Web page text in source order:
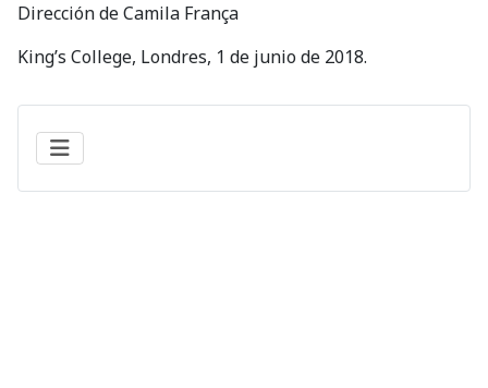
Dirección de Camila França
King’s College, Londres, 1 de junio de 2018.